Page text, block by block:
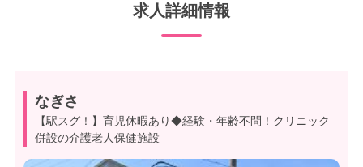
求人詳細情報
なぎさ
【駅スグ！】育児休暇あり◆経験・年齢不問！クリニック
併設の介護老人保健施設